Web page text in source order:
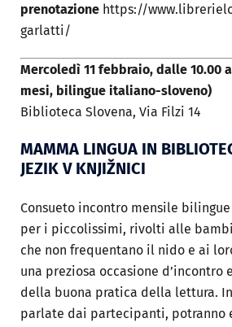
prenotazione https://
garlatti/
Mercoledì 11 febbraio, dalle 10.00
mesi, bilingue italiano-sloveno)
Biblioteca Slovena, Via Filzi 14
MAMMA LINGUA IN
JEZIK V KNJIŽNICI
Consueto incontro mensile
per i piccolissimi, rivolti alle
che non frequentano il nido e ai
una preziosa occasione d’incontro
della buona pratica della lettura.
parlate dai partecipanti, potranno